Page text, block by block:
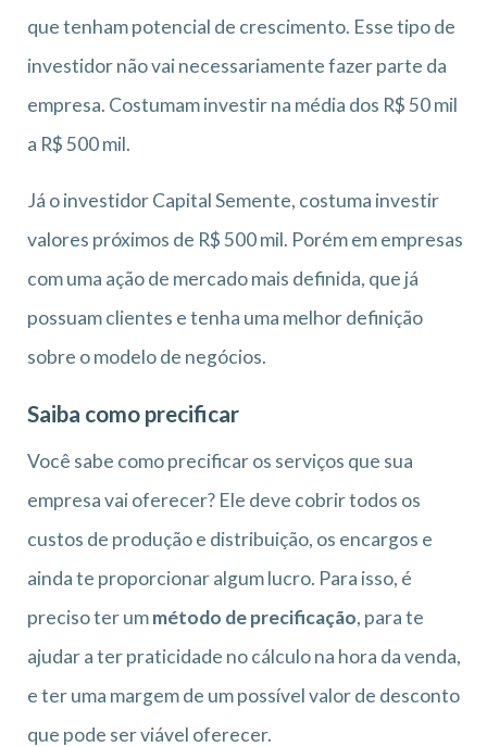
que tenham potencial de crescimento. Esse tipo de
investidor não vai necessariamente fazer parte da
empresa. Costumam investir na média dos R$ 50 mil
a R$ 500 mil.
Já o investidor Capital Semente, costuma investir
valores próximos de R$ 500 mil. Porém em empresas
com uma ação de mercado mais definida, que já
possuam clientes e tenha uma melhor definição
sobre o modelo de negócios.
Saiba como precificar
Você sabe como precificar os serviços que sua
empresa vai oferecer? Ele deve cobrir todos os
custos de produção e distribuição, os encargos e
ainda te proporcionar algum lucro. Para isso, é
preciso ter ummétodo de precificação, para te
ajudar a ter praticidade no cálculo na hora da venda,
e ter uma margem de um possível valor de desconto
que pode ser viável oferecer.